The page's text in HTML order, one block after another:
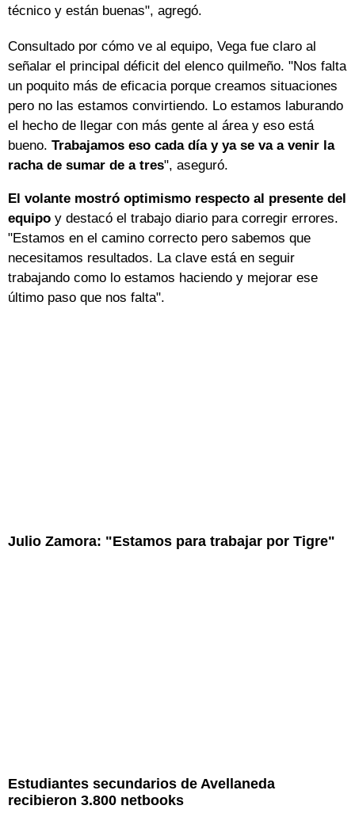
técnico y están buenas", agregó.
Consultado por cómo ve al equipo, Vega fue claro al
señalar el principal déficit del elenco quilmeño. "Nos falta
un poquito más de eficacia porque creamos situaciones
pero no las estamos convirtiendo. Lo estamos laburando
el hecho de llegar con más gente al área y eso está
bueno. Trabajamos eso cada día y ya se va a venir la
racha de sumar de a tres", aseguró.
El volante mostró optimismo respecto al presente del
equipo y destacó el trabajo diario para corregir errores.
"Estamos en el camino correcto pero sabemos que
necesitamos resultados. La clave está en seguir
trabajando como lo estamos haciendo y mejorar ese
último paso que nos falta".
Julio Zamora: "Estamos para trabajar por Tigre"
Estudiantes secundarios de Avellaneda
recibieron 3.800 netbooks